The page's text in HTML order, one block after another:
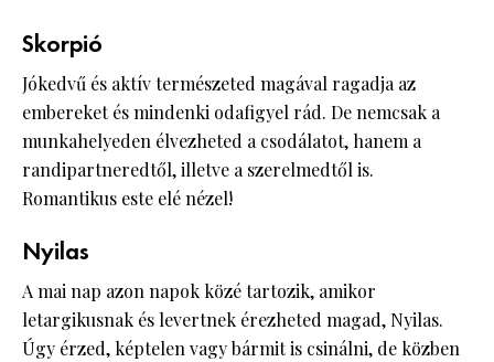
Skorpió
Jókedvű és aktív természeted magával ragadja az
embereket és mindenki odafigyel rád. De nemcsak a
munkahelyeden élvezheted a csodálatot, hanem a
randipartneredtől, illetve a szerelmedtől is.
Romantikus este elé nézel!
Nyilas
A mai nap azon napok közé tartozik, amikor
letargikusnak és levertnek érezheted magad, Nyilas.
Úgy érzed, képtelen vagy bármit is csinálni, de közben